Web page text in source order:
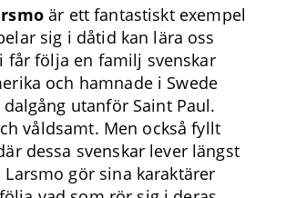
är ett fantastiskt exempel
sig i dåtid kan lära oss
får följa en familj svenskar
och hamnade i Swede
utanför Saint Paul.
våldsamt. Men också fyllt
dessa svenskar lever längst
gör sina karaktärer